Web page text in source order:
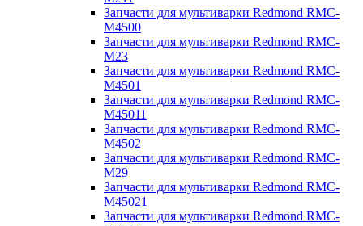
Запчасти для мультиварки Redmond RMC-
M4500
Запчасти для мультиварки Redmond RMC-
M23
Запчасти для мультиварки Redmond RMC-
M4501
Запчасти для мультиварки Redmond RMC-
M45011
Запчасти для мультиварки Redmond RMC-
M4502
Запчасти для мультиварки Redmond RMC-
M29
Запчасти для мультиварки Redmond RMC-
M45021
Запчасти для мультиварки Redmond RMC-